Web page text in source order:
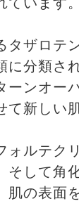
タザロテ
に分類さ
ーンオー
て新しい
ォルテク
そして角
肌の表面